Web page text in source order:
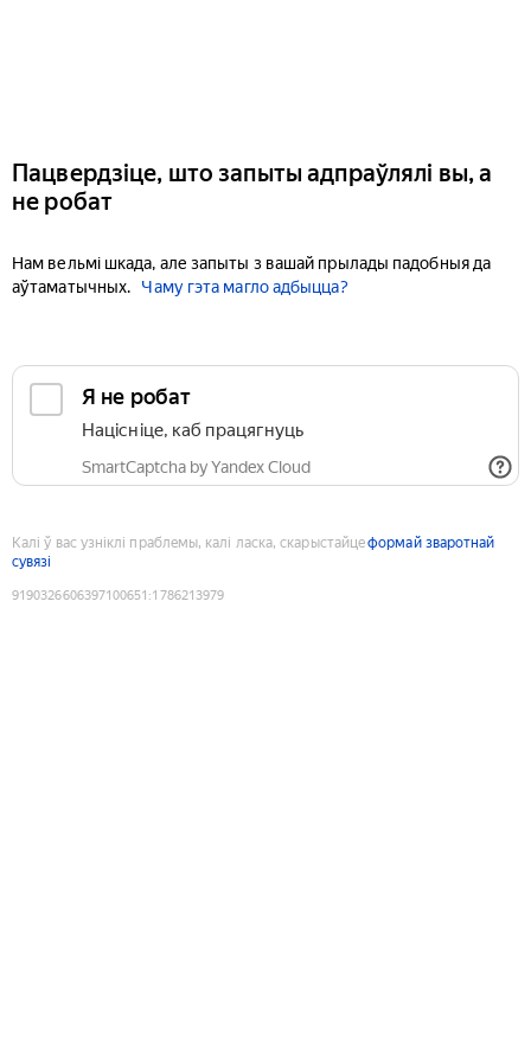
Пацвердзіце, што запыты адпраўлялі вы, а
не робат
Нам вельмі шкада, але запыты з вашай прылады падобныя да
аўтаматычных.
Чаму гэта магло адбыцца?
Я не робат
Націсніце, каб працягнуць
SmartCaptcha by Yandex Cloud
Калі ў вас узніклі праблемы, калі ласка, скарыстайцеформай зваротнай
сувязі
9190326606397100651 :1786213979